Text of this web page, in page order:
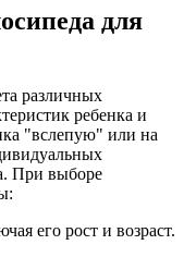
для
различных
ребенка и
"вслепую" или на
При выборе
его рост и возраст.